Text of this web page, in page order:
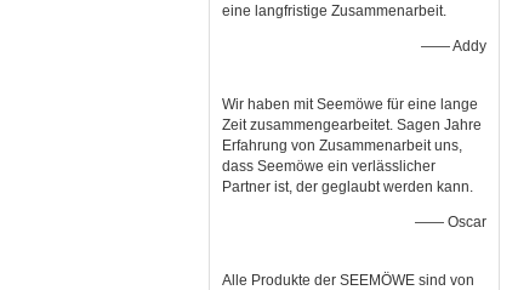
eine langfristige Zusammenarbeit.
—— Addy
Wir haben mit Seemöwe für eine lange
Zeit zusammengearbeitet. Sagen Jahre
Erfahrung von Zusammenarbeit uns,
dass Seemöwe ein verlässlicher
Partner ist, der geglaubt werden kann.
—— Oscar
Alle Produkte der SEEMÖWE sind von